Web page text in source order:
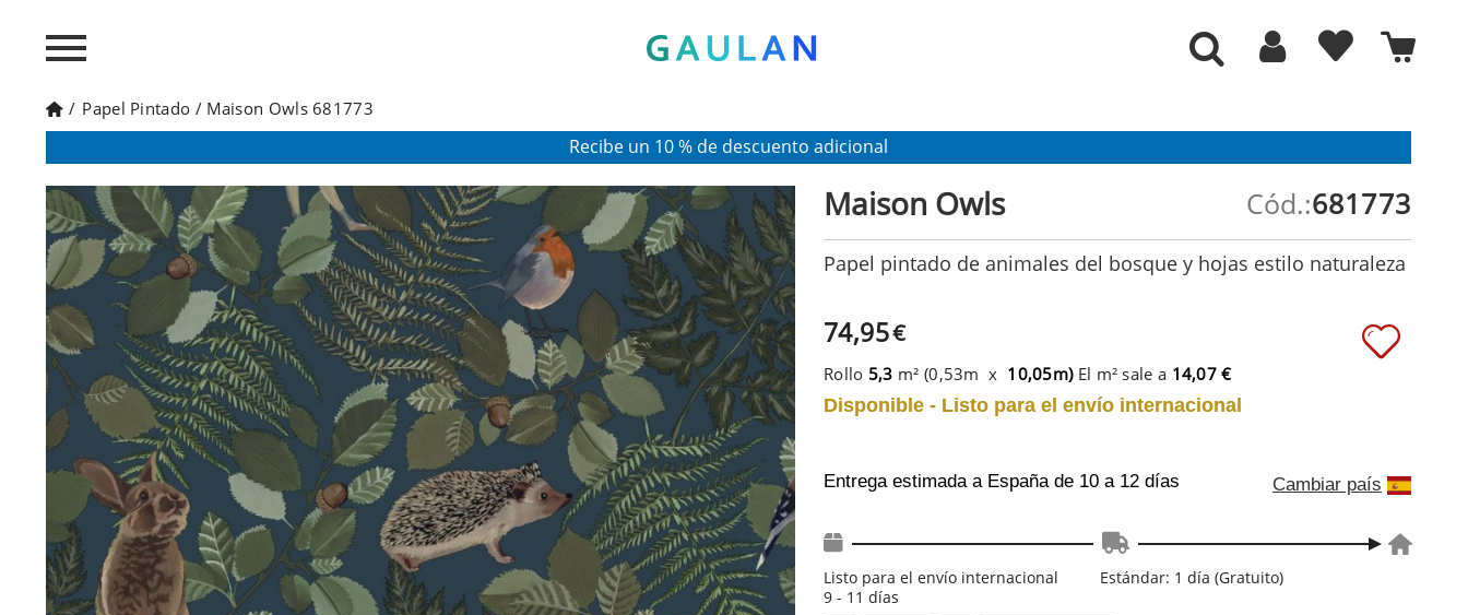
/ Papel Pintado / Maison Owls 681773
Recibe un 10 % de descuento adicional
Maison Owls 681773
Cód.:
Papel pintado de animales del bosque y hojas estilo naturaleza
74,95€
Rollo 5,3 m² (0,53m x 10,05m) El m² sale a 14,07 €
Disponible - Listo para el envío internacional
Entrega estimada a España de 10 a 12 días Cambiar país
Listo para el envío internacional
9 - 11 días
Estándar: 1 día (Gratuito)